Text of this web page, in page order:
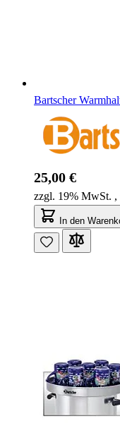
Bartscher
25,00 €
zzgl. 19% MwSt. ,
In den